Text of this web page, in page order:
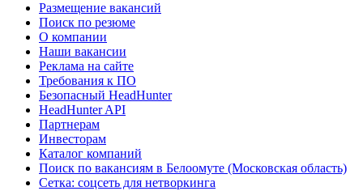
Размещение вакансий
Поиск по резюме
О компании
Наши вакансии
Реклама на сайте
Требования к ПО
Безопасный HeadHunter
HeadHunter API
Партнерам
Инвесторам
Каталог компаний
Поиск по вакансиям в Белоомуте (Московская область)
Сетка: соцсеть для нетворкинга